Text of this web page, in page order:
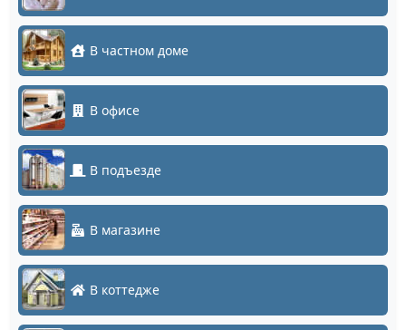
В частном доме
В офисе
В подъезде
В магазине
В коттедже